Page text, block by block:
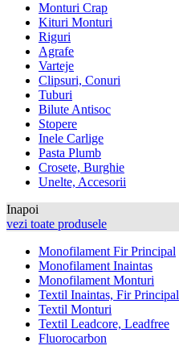
Monturi Crap
Kituri Monturi
Riguri
Agrafe
Varteje
Clipsuri, Conuri
Tuburi
Bilute Antisoc
Stopere
Inele Carlige
Pasta Plumb
Crosete, Burghie
Unelte, Accesorii
Inapoi
vezi toate produsele
Monofilament Fir Principal
Monofilament Inaintas
Monofilament Monturi
Textil Inaintas, Fir Principal
Textil Monturi
Textil Leadcore, Leadfree
Fluorocarbon